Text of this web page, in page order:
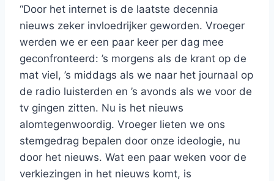
“Door het internet is de laatste decennia
nieuws zeker invloedrijker geworden. Vroeger
werden we er een paar keer per dag mee
geconfronteerd: ’s morgens als de krant op de
mat viel, ’s middags als we naar het journaal op
de radio luisterden en ’s avonds als we voor de
tv gingen zitten. Nu is het nieuws
alomtegenwoordig. Vroeger lieten we ons
stemgedrag bepalen door onze ideologie, nu
door het nieuws. Wat een paar weken voor de
verkiezingen in het nieuws komt, is